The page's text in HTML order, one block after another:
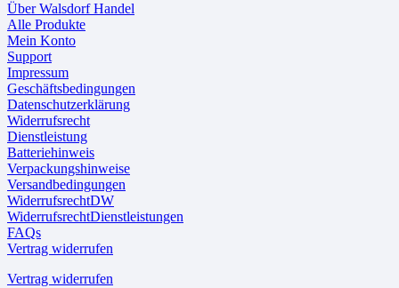
Über Walsdorf Handel
Alle Produkte
Mein Konto
Support
Impressum
Geschäftsbedingungen
Datenschutzerklärung
Widerrufsrecht
Dienstleistung
Batteriehinweis
Verpackungshinweise
Versandbedingungen
WiderrufsrechtDW
WiderrufsrechtDienstleistungen
FAQs
Vertrag widerrufen
Vertrag widerrufen